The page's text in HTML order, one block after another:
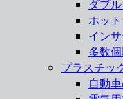
ダブ
ホッ
イン
多数
プラスチッ
自動